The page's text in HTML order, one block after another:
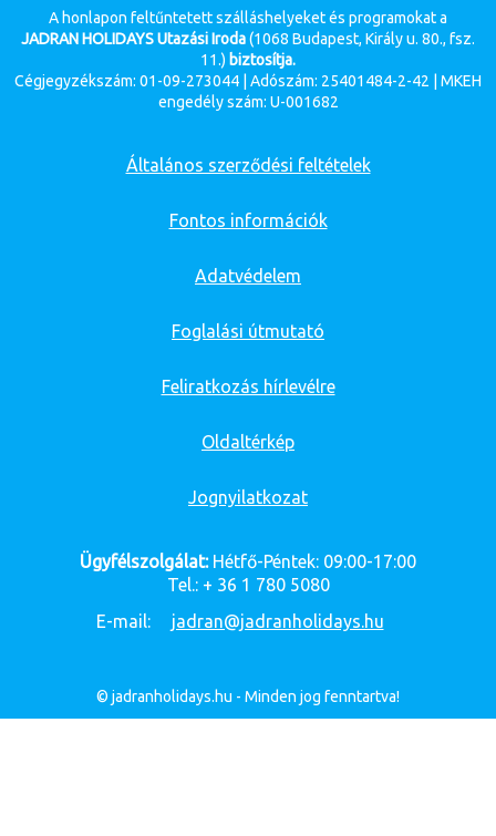
A honlapon feltűntetett szálláshelyeket és programokat a
JADRAN HOLIDAYS Utazási Iroda(1068 Budapest, Király u. 80., fsz.
11.) biztosítja.
Cégjegyzékszám: 01-09-273044 | Adószám: 25401484-2-42 | MKEH
engedély szám: U-001682
Általános szerződési feltételek
Fontos információk
Adatvédelem
Foglalási útmutató
Feliratkozás hírlevélre
Oldaltérkép
Jognyilatkozat
Ügyfélszolgálat:Hétfő-Péntek: 09:00-17:00
Tel.: + 36 1 780 5080
E-mail:
jadran@jadranholidays.hu
© jadranholidays.hu - Minden jog fenntartva!